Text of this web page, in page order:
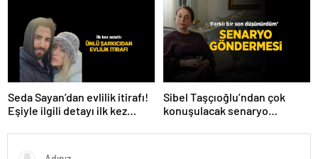
Seda Sayan’dan evlilik itirafı!
Eşiyle ilgili detayı ilk kez
Sibel Taşçıoğlu’ndan çok
konuşulacak senaryo
düşünürdüm’